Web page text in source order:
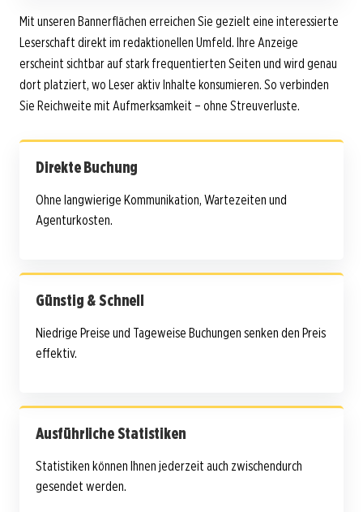
Mit unseren Bannerflächen erreichen Sie gezielt eine interessierte
Leserschaft direkt im redaktionellen Umfeld. Ihre Anzeige
erscheint sichtbar auf stark frequentierten Seiten und wird genau
dort platziert, wo Leser aktiv Inhalte konsumieren. So verbinden
Sie Reichweite mit Aufmerksamkeit – ohne Streuverluste.
Direkte Buchung
Ohne langwierige Kommunikation, Wartezeiten und
Agenturkosten.
Günstig & Schnell
Niedrige Preise und Tageweise Buchungen senken den Preis
effektiv.
Ausführliche Statistiken
Statistiken können Ihnen jederzeit auch zwischendurch
gesendet werden.